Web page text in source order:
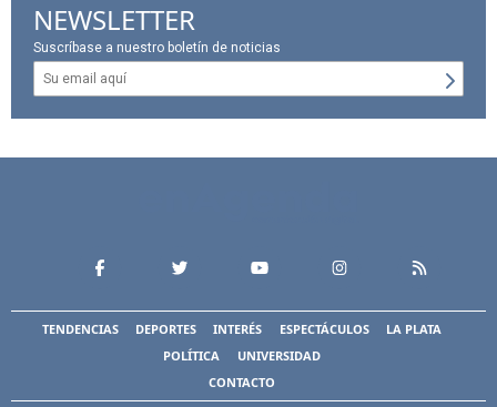
NEWSLETTER
Suscríbase a nuestro boletín de noticias
TENDENCIAS DEPORTES INTERÉS ESPECTÁCULOS
LA PLATA
POLÍTICA
UNIVERSIDAD
CONTACTO